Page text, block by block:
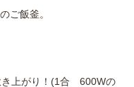
ご飯釜。
き上がり！(1合 600Wの